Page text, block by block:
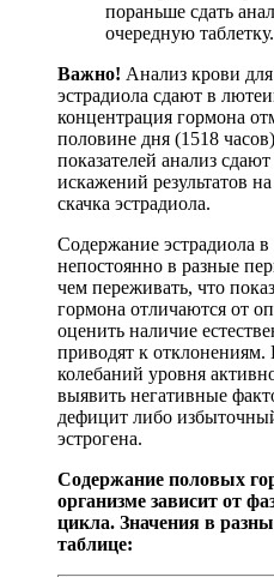
пораньше сдать
очередную таблетку.
Важно! Анализ крови
эстрадиола сдают в
концентрация гормона
половине дня (1518
показателей анализ
искажений результатов
скачка эстрадиола.
Содержание эстрадиола
непостоянно в разные
чем переживать, что
гормона отличаются от
оценить наличие
приводят к
колебаний уровня
выявить негативные
дефицит либо
эстрогена.
Содержание половых
организме зависит от
цикла. Значения в
таблице: